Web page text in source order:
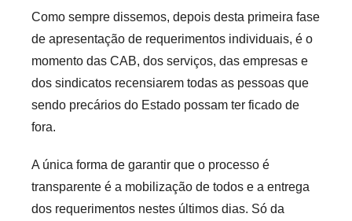
Como sempre dissemos, depois desta primeira fase
de apresentação de requerimentos individuais, é o
momento das CAB, dos serviços, das empresas e
dos sindicatos recensiarem todas as pessoas que
sendo precários do Estado possam ter ficado de
fora.
A única forma de garantir que o processo é
transparente é a mobilização de todos e a entrega
dos requerimentos nestes últimos dias. Só da